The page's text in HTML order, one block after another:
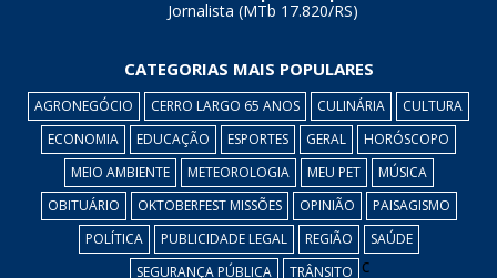
Jornalista (MTb 17.820/RS)
CATEGORIAS MAIS POPULARES
AGRONEGÓCIO CERRO LARGO 65 ANOS CULINÁRIA
CULTURA
ECONOMIA
EDUCAÇÃO ESPORTES GERAL
HORÓSCOPO
MEIO AMBIENTE
METEOROLOGIA MEU PET
MÚSICA
OBITUÁRIO
OKTOBERFEST MISSÕES OPINIÃO
PAISAGISMO
POLÍTICA
PUBLICIDADE LEGAL REGIÃO
SAÚDE
SEGURANÇA PÚBLICA
TRÂNSITO c